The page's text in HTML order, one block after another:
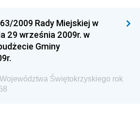
Ministra Rodziny i Polityki
Komendy Głównej Straży
Głównego Inspektoratu Transportu
2009 Rady Miejskiej w
29 września 2009r. w
Gminy
Świętokrzyskiego rok